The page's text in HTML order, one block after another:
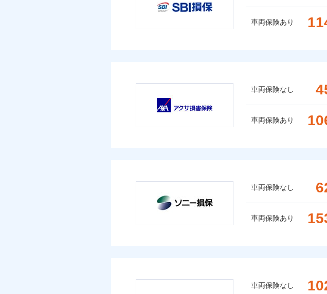
車両保険あり
車両保険なし
車両保険あり
車両保険なし
車両保険あり
車両保険なし